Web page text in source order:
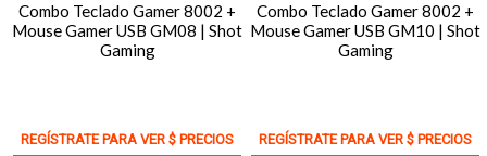
Combo Teclado Gamer 8002 +
Mouse Gamer USB GM08 | Shot
Gaming
REGÍSTRATE PARA VER $ PRECIOS
Combo Teclado Gamer 8002 +
Mouse Gamer USB GM10 | Shot
Gaming
REGÍSTRATE PARA VER $ PRECIOS